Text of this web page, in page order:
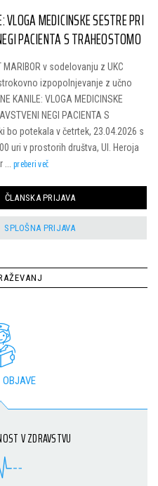
VLOGA MEDICINSKE SESTRE PRI
PACIENTA S TRAHEOSTOMO
MARIBOR v sodelovanju z UKC
izpopolnjevanje z učno
KANILE: VLOGA MEDICINSKE
NEGI PACIENTA S
ki bo potekala v četrtek, 23.04.2026 s
uri v prostorih društva, Ul. Heroja
preberi več
ČLANSKA PRIJAVA
SPLOŠNA PRIJAVA
V ZDRAVSTVU